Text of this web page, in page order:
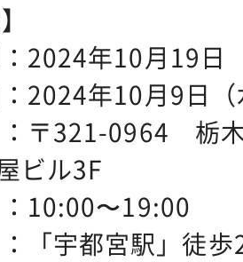
2024年10月19日
2024年10月9日
0964 栃木
ビル3F
10:00〜19:00
「宇都宮駅」徒歩